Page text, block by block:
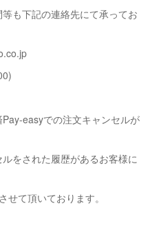
も下記の連絡先にて承ってお
easyでの注文キャンセルが
をされた履歴があるお客様に
て頂いております。